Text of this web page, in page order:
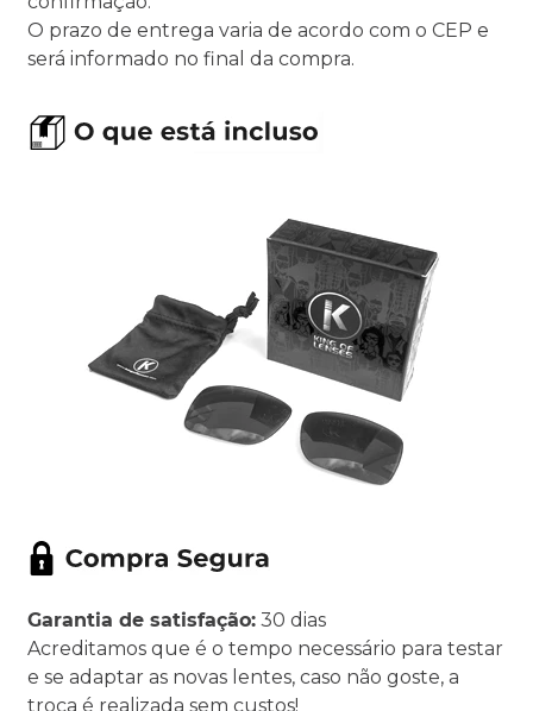
O prazo de entrega varia de acordo com o CEP e
será informado no final da compra.
Garantia de satisfação: 30 dias
Acreditamos que é o tempo necessário para testar
e se adaptar as novas lentes, caso não goste, a
troca é realizada sem custos!